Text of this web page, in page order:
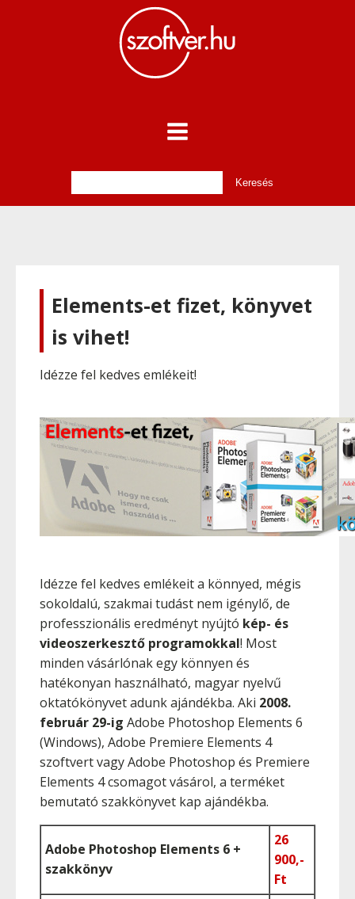
Elements-et fizet, könyvet
is vihet!
Idézze fel kedves emlékeit!
Idézze fel kedves emlékeit a könnyed, mégis
sokoldalú, szakmai tudást nem igénylő, de
professzionális eredményt nyújtó kép- és
videoszerkesztő programokkal! Most
minden vásárlónak egy könnyen és
hatékonyan használható, magyar nyelvű
oktatókönyvet adunk ajándékba. Aki 2008.
február 29-ig Adobe Photoshop Elements 6
(Windows), Adobe Premiere Elements 4
szoftvert vagy Adobe Photoshop és Premiere
Elements 4 csomagot vásárol, a terméket
bemutató szakkönyvet kap ajándékba.
Adobe Photoshop Elements 6 +
szakkönyv
26
900,-
Ft